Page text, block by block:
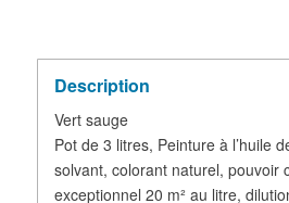
Description
Vert sauge
Pot de 3 litres, Peinture à l’huile
solvant, colorant naturel, pouvoir
exceptionnel 20 m² au litre,